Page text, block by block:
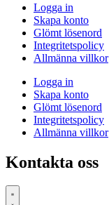
Logga in
Skapa konto
Glömt lösenord
Integritetspolicy
Allmänna villkor
Logga in
Skapa konto
Glömt lösenord
Integritetspolicy
Allmänna villkor
Kontakta oss